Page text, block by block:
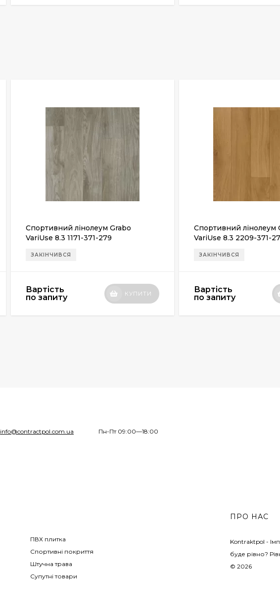
Спортивний лінолеум Grabo
VariUse 8.3 1171-371-279
ЗАКІНЧИВСЯ
Вартість
по запиту
КУПИТИ
Спортивний лінолеум
VariUse 8.3 2209-371-
ЗАКІНЧИВСЯ
Вартість
по запиту
info@contractpol.com.ua Пн-Пт 09:00—18:00
ПВХ плитка
Спортивні покриття
Штучна трава
Супутні товари
ПРО НАС
Kontraktpol -
буде рівно?
© 2026